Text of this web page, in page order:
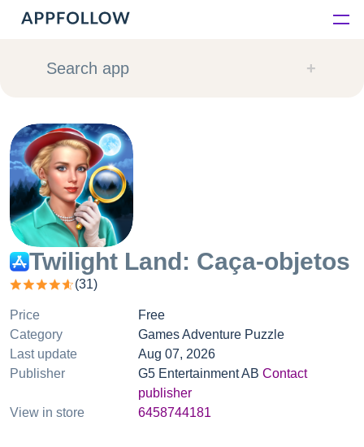
Platform
Consultancy
Customers
Resources
Pricing
Search app
Twilight Land: Caça-objetos
(31)
Price
Free
Category
Games Adventure Puzzle
Last update
Aug 07, 2026
Publisher
G5 Entertainment AB Contact
publisher
View in store
6458744181